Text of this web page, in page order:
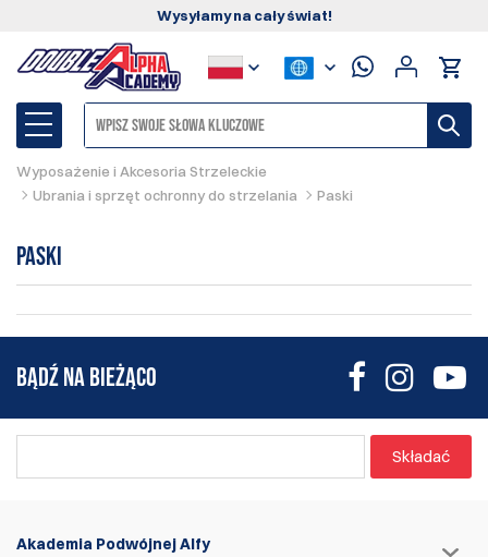
Wysyłamy na cały świat!
Wyposażenie i Akcesoria Strzeleckie
Ubrania i sprzęt ochronny do strzelania
Paski
Paski
BĄDŹ NA BIEŻĄCO
Składać
Akademia Podwójnej Alfy